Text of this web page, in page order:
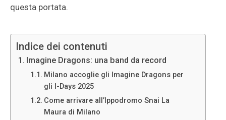
questa portata.
Indice dei contenuti
Imagine Dragons: una band da record
Milano accoglie gli Imagine Dragons per
gli I-Days 2025
Come arrivare all’Ippodromo Snai La
Maura di Milano